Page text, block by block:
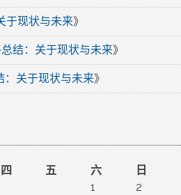
于现状与未来》
结：关于现状与未来》
：关于现状与未来》
四 五 六
日
1
2